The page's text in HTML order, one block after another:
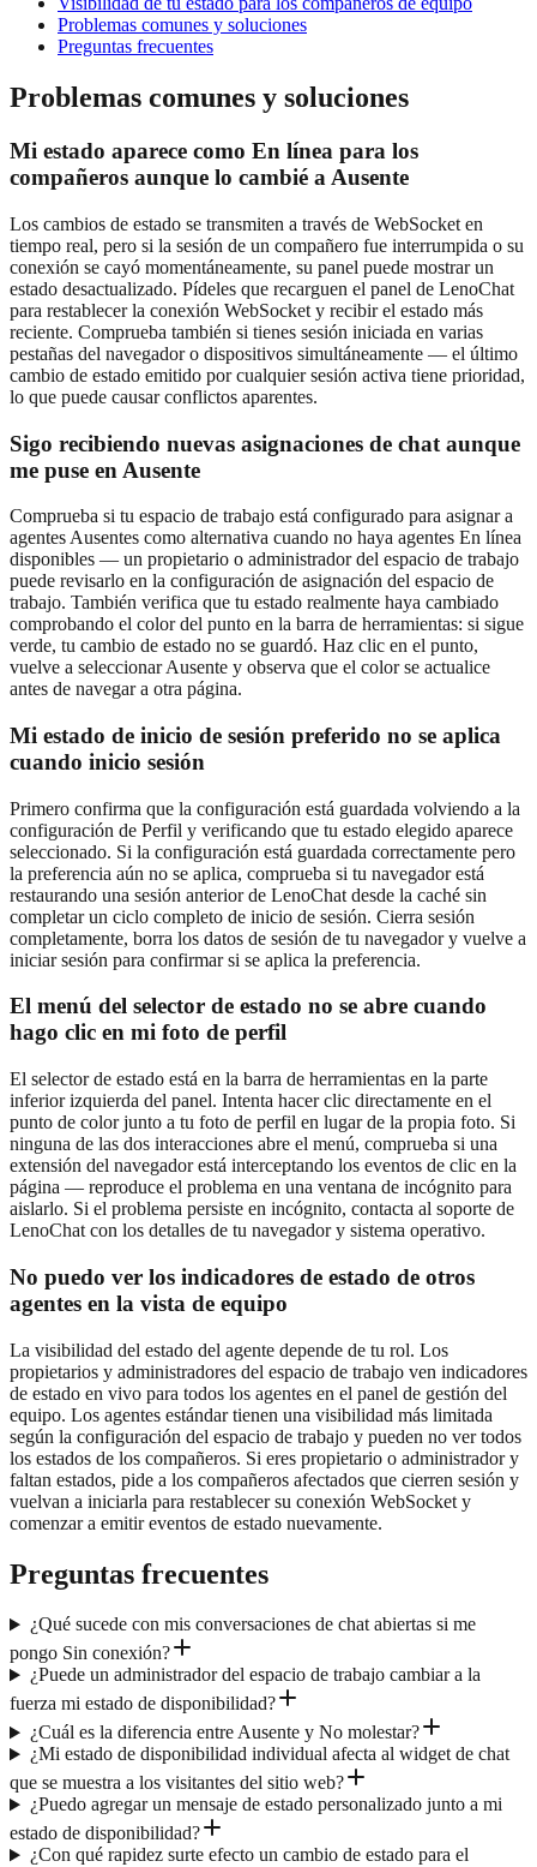
Problemas comunes y soluciones
Preguntas frecuentes
Problemas comunes y soluciones
Mi estado aparece como En línea para los
compañeros aunque lo cambié a Ausente
Los cambios de estado se transmiten a través de WebSocket en
tiempo real, pero si la sesión de un compañero fue interrumpida o su
conexión se cayó momentáneamente, su panel puede mostrar un
estado desactualizado. Pídeles que recarguen el panel de LenoChat
para restablecer la conexión WebSocket y recibir el estado más
reciente. Comprueba también si tienes sesión iniciada en varias
pestañas del navegador o dispositivos simultáneamente — el último
cambio de estado emitido por cualquier sesión activa tiene prioridad,
lo que puede causar conflictos aparentes.
Sigo recibiendo nuevas asignaciones de chat aunque
me puse en Ausente
Comprueba si tu espacio de trabajo está configurado para asignar a
agentes Ausentes como alternativa cuando no haya agentes En línea
disponibles — un propietario o administrador del espacio de trabajo
puede revisarlo en la configuración de asignación del espacio de
trabajo. También verifica que tu estado realmente haya cambiado
comprobando el color del punto en la barra de herramientas: si sigue
verde, tu cambio de estado no se guardó. Haz clic en el punto,
vuelve a seleccionar Ausente y observa que el color se actualice
antes de navegar a otra página.
Mi estado de inicio de sesión preferido no se aplica
cuando inicio sesión
Primero confirma que la configuración está guardada volviendo a la
configuración de Perfil y verificando que tu estado elegido aparece
seleccionado. Si la configuración está guardada correctamente pero
la preferencia aún no se aplica, comprueba si tu navegador está
restaurando una sesión anterior de LenoChat desde la caché sin
completar un ciclo completo de inicio de sesión. Cierra sesión
completamente, borra los datos de sesión de tu navegador y vuelve a
iniciar sesión para confirmar si se aplica la preferencia.
El menú del selector de estado no se abre cuando
hago clic en mi foto de perfil
El selector de estado está en la barra de herramientas en la parte
inferior izquierda del panel. Intenta hacer clic directamente en el
punto de color junto a tu foto de perfil en lugar de la propia foto. Si
ninguna de las dos interacciones abre el menú, comprueba si una
extensión del navegador está interceptando los eventos de clic en la
página — reproduce el problema en una ventana de incógnito para
aislarlo. Si el problema persiste en incógnito, contacta al soporte de
LenoChat con los detalles de tu navegador y sistema operativo.
No puedo ver los indicadores de estado de otros
agentes en la vista de equipo
La visibilidad del estado del agente depende de tu rol. Los
propietarios y administradores del espacio de trabajo ven indicadores
de estado en vivo para todos los agentes en el panel de gestión del
equipo. Los agentes estándar tienen una visibilidad más limitada
según la configuración del espacio de trabajo y pueden no ver todos
los estados de los compañeros. Si eres propietario o administrador y
faltan estados, pide a los compañeros afectados que cierren sesión y
vuelvan a iniciarla para restablecer su conexión WebSocket y
comenzar a emitir eventos de estado nuevamente.
Preguntas frecuentes
¿Qué sucede con mis conversaciones de chat abiertas si me
pongo Sin conexión?
¿Puede un administrador del espacio de trabajo cambiar a la
fuerza mi estado de disponibilidad?
¿Cuál es la diferencia entre Ausente y No molestar?
¿Mi estado de disponibilidad individual afecta al widget de chat
que se muestra a los visitantes del sitio web?
¿Puedo agregar un mensaje de estado personalizado junto a mi
estado de disponibilidad?
¿Con qué rapidez surte efecto un cambio de estado para el